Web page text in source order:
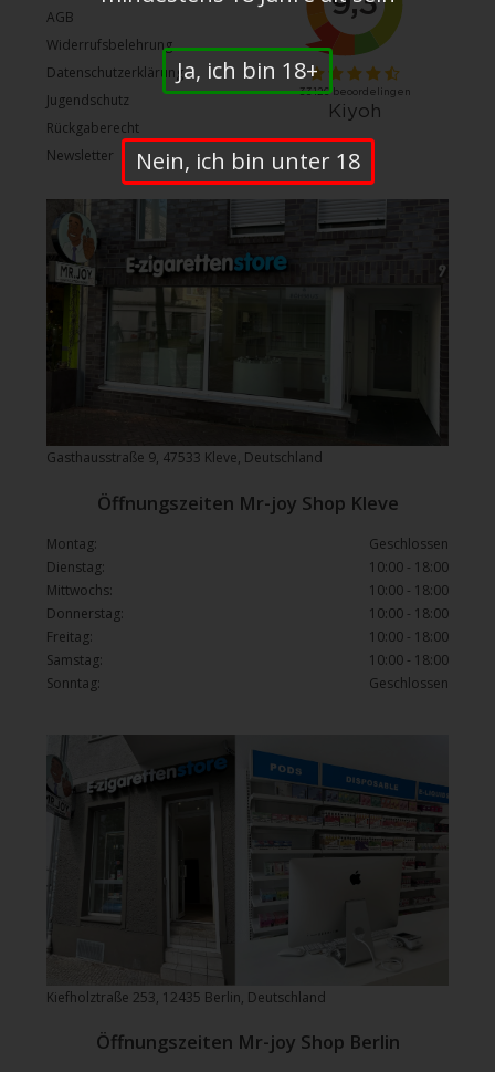
AGB
Widerrufsbelehrung
Datenschutzerklärung
Jugendschutz
Rückgaberecht
Newsletter
Gasthausstraße 9, 47533 Kleve, Deutschland
Kiefholztraße 253, 12435 Berlin, Deutschland
Öffnungszeiten Mr-joy Shop Kleve
Montag:
Geschlossen
Dienstag:
10:00 - 18:00
Mittwochs:
10:00 - 18:00
Donnerstag:
10:00 - 18:00
Freitag:
10:00 - 18:00
Samstag:
10:00 - 18:00
Sonntag:
Geschlossen
Öffnungszeiten Mr-joy Shop Berlin
Ja, ich bin 18+
Nein, ich bin unter 18